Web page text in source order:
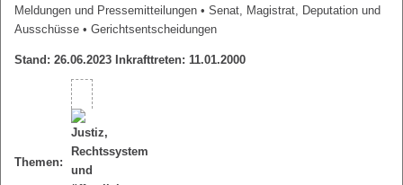
Meldungen und Pressemitteilungen • Senat, Magistrat, Deputation und
Ausschüsse • Gerichtsentscheidungen
Stand: 26.06.2023 Inkrafttreten: 11.01.2000
Themen: